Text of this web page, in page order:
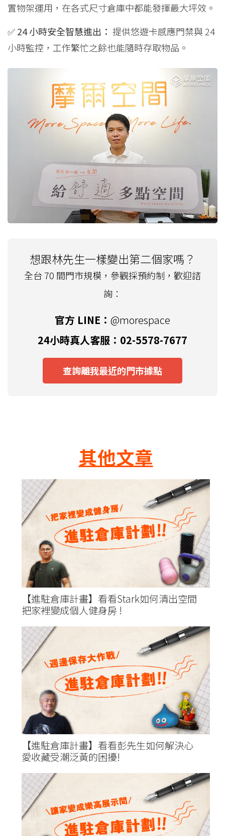
置物架運用，在各式尺寸倉庫中都能發揮最大坪效。
✅24 小時安全智慧進出： 提供悠遊卡感應門禁與 24
小時監控，工作繁忙之餘也能隨時存取物品。
想跟林先生一樣變出第二個家嗎？
全台 70 間門市規模，參觀採預約制，歡迎諮
詢：
官方 LINE： @morespace
24小時真人客服：02-5578-7677
查詢離我最近的門市據點
其他文章
【進駐倉庫計畫】看看Stark如何清出空間
把家裡變成個人健身房 !
【進駐倉庫計畫】看看彭先生如何解決心
愛收藏受潮泛黃的困擾!